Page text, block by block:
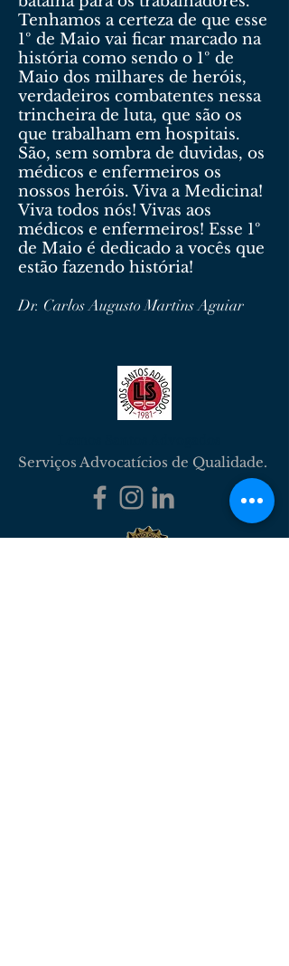
Tenhamos a certeza de que esse
1º de Maio vai ficar marcado na
história como sendo o 1º de
Maio dos milhares de heróis,
verdadeiros combatentes nessa
trincheira de luta, que são os
que trabalham em hospitais.
São, sem sombra de duvidas, os
médicos e enfermeiros os
nossos heróis. Viva a Medicina!
Viva todos nós! Vivas aos
médicos e enfermeiros! Esse 1º
de Maio é dedicado a vocês que
estão fazendo história!
Dr. Carlos Augusto Martins Aguiar
Serviços Advocatícios de Qualidade.